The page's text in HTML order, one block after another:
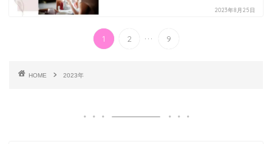
2023年8月25日
1 2 ... 9
HOME 2023年